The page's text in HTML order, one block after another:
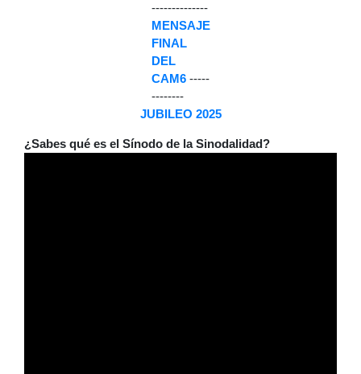
--------------
MENSAJE
FINAL
DEL
CAM6-----
--------
JUBILEO 2025
¿Sabes qué es el Sínodo de la Sinodalidad?